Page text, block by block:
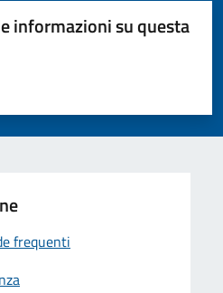
informazioni su questa
su 5
5
frequenti